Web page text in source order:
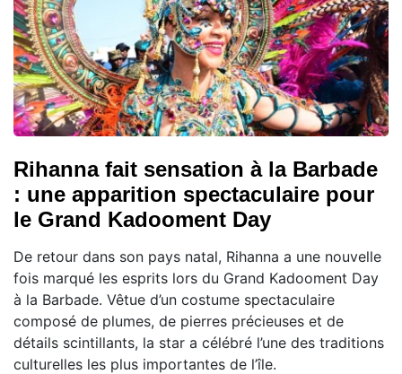
Rihanna fait sensation à la Barbade
: une apparition spectaculaire pour
le Grand Kadooment Day
De retour dans son pays natal, Rihanna a une nouvelle
fois marqué les esprits lors du Grand Kadooment Day
à la Barbade. Vêtue d’un costume spectaculaire
composé de plumes, de pierres précieuses et de
détails scintillants, la star a célébré l’une des traditions
culturelles les plus importantes de l’île.